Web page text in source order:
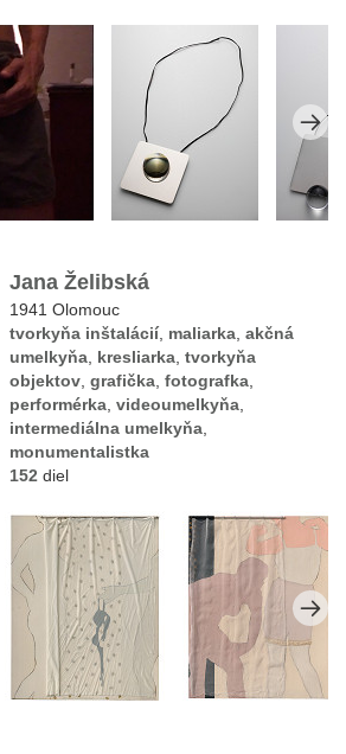
Jana Želibská
1941 Olomouc
tvorkyňa inštalácií, maliarka ,akčná
umelkyňa kresliarka ,tvorkyňa
objektov ,grafička ,fotografka
performérka ,videoumelkyňa
intermediálna umelkyňa
monumentalistka
152 diel